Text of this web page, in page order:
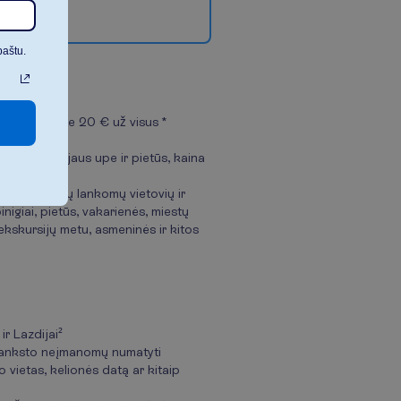
pats apie 20 € už visus *
Dunojaus upe ir pietūs, kaina
kai kurių lankomų vietovių ir
pietūs, vakarienės, miestų
metu, asmeninės ir kitos
ir Lazdijai²
neįmanomų numatyti
vietas, kelionės datą ar kitaip